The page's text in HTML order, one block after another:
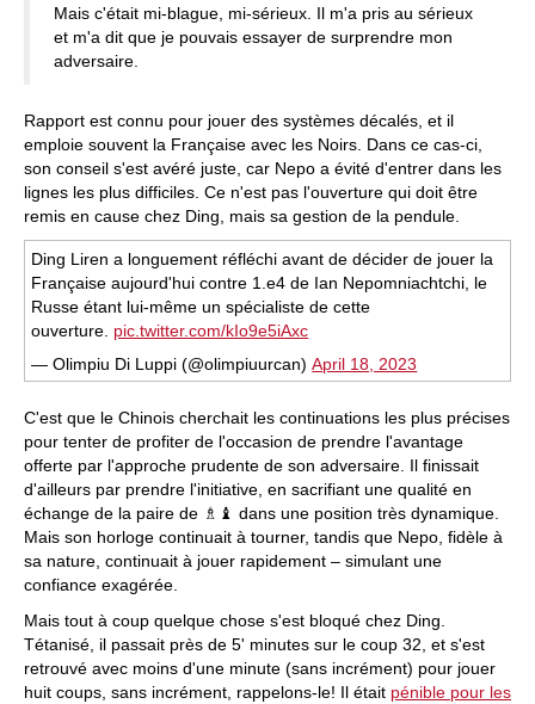
Mais c'était mi-blague, mi-sérieux. Il m'a pris au sérieux
et m'a dit que je pouvais essayer de surprendre mon
adversaire.
Rapport est connu pour jouer des systèmes décalés, et il
emploie souvent la Française avec les Noirs. Dans ce cas-ci,
son conseil s'est avéré juste, car Nepo a évité d'entrer dans les
lignes les plus difficiles. Ce n'est pas l'ouverture qui doit être
remis en cause chez Ding, mais sa gestion de la pendule.
Ding Liren a longuement réfléchi avant de décider de jouer la
Française aujourd'hui contre 1.e4 de Ian Nepomniachtchi, le
Russe étant lui-même un spécialiste de cette
ouverture. pic.twitter.com/kIo9e5iAxc
— Olimpiu Di Luppi (@olimpiuurcan)April 18, 2023
C'est que le Chinois cherchait les continuations les plus précises
pour tenter de profiter de l'occasion de prendre l'avantage
offerte par l'approche prudente de son adversaire. Il finissait
d'ailleurs par prendre l'initiative, en sacrifiant une qualité en
échange de la paire de ♗♝ dans une position très dynamique.
Mais son horloge continuait à tourner, tandis que Nepo, fidèle à
sa nature, continuait à jouer rapidement – simulant une
confiance exagérée.
Mais tout à coup quelque chose s'est bloqué chez Ding.
Tétanisé, il passait près de 5' minutes sur le coup 32, et s'est
retrouvé avec moins d'une minute (sans incrément) pour jouer
huit coups, sans incrément, rappelons-le! Il était pénible pour les